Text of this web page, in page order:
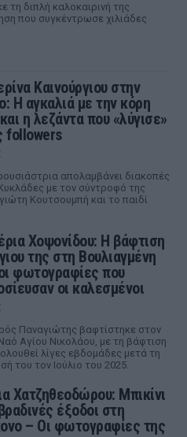
τη διπλή καλοκαιρινή της
που συγκέντρωσε χιλιάδες
Καινούργιου στην
Η αγκαλιά με την κόρη
η λεζάντα που «λύγισε»
followers
απολαμβάνει διακοπές
με τον σύντροφό της
Κουτσουμπή και το παιδί
Χοψονίδου: Η βάφτιση
της στη Βουλιαγμένη
φωτογραφίες που
οι καλεσμένοι
Παναγιώτης βαφτίστηκε στον
Αγίου Νικολάου, με τη βάφτιση
λίγες εβδομάδες μετά τη
του τον Ιούλιο του 2025.
Χατζηθεοδώρου: Μπικίνι
έξοδοι στη
– Οι φωτογραφίες της